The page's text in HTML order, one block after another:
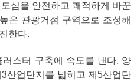
심을 안전하고 쾌적하게 바꾼
은 관광거점 구역으로 조성해
한다.
러스터 구축에 속도를 낸다. 양
산업단지를 넓히고 제5산업단